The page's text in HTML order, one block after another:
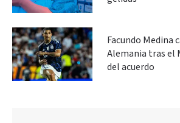
Facundo Medina
Alemania tras el
del acuerdo